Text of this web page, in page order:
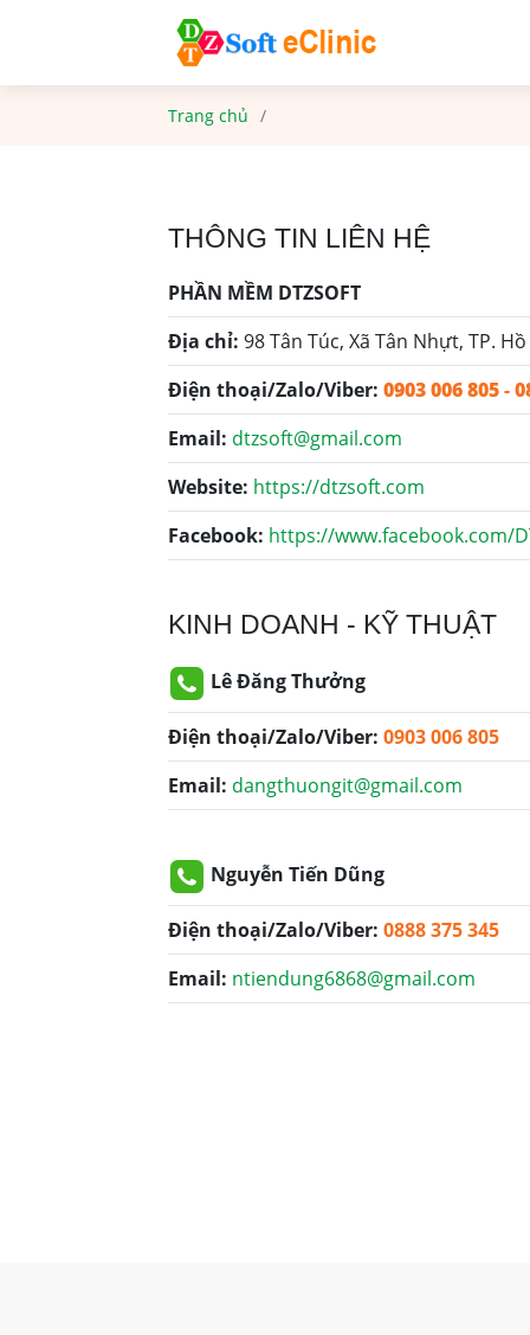
Trang chủ
THÔNG TIN LIÊN HỆ
PHẦN MỀM DTZSOFT
Địa chỉ: 98 Tân Túc, Xã Tân Nhựt, TP.
Điện thoại/Zalo/Viber: 0903 006 805-
Email: dtzsoft@gmail.com
Website: https://dtzsoft.com
Facebook: https://www.facebook.com/
KINH DOANH - KỸ THUẬT
Lê Đăng Thưởng
Điện thoại/Zalo/Viber: 0903 006 805
Email: dangthuongit@gmail.com
Nguyễn Tiến Dũng
Điện thoại/Zalo/Viber: 0888 375 345
Email: ntiendung6868@gmail.com